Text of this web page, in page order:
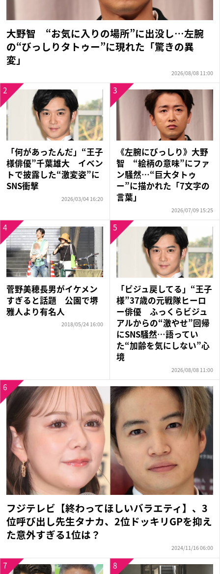
大野智 “お気に入りの場所”に出没し…左腕
の“びっしりタトゥー”に現れた「驚きの異
変」
2026/08/08 11:00
「何があったんだ」“王子
様俳優”千葉雄大 イベン
トで披露した“激変姿”に
SNS衝撃
2026/03/04 16:20
2
《左腕にびっしり》大野
智 “絵柄の意味”にファ
ン騒然…“巨大タトゥ
ー”に描かれた「7文字の
言葉」
2026/07/09 15:25
3
菅野美穂長男がイケメン
すぎると話題 公園で堺
雅人より有名人
2018/05/24 16:00
4
「ビジュ戻してる」“王子
様”37歳の元戦隊ヒーロ
ー俳優 ふっくらビジュ
アルからの“激やせ”回帰
にSNS騒然…語ってい
た“加齢を気にしない”心
境
2026/08/08 11:00
5
フジテレビ【終わってほしいバラエティ】、3
位呼び出し先生タナカ、2位ドッキリGPを抑え
た意外すぎる1位は？
2024/11/16 06:00
6
7 8